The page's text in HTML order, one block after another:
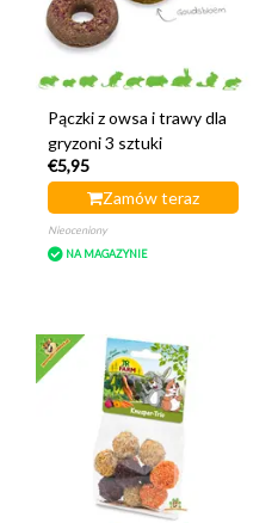
Pączki z owsa i trawy dla
gryzoni 3 sztuki
€5,95
Zamów teraz
Nieoceniony
NA MAGAZYNIE